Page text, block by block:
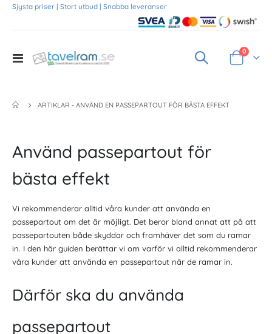
Sjysta priser | Stort utbud | Snabba leveranser
Toggle
Varukorg
0
ARTIKLAR - ANVÄND EN PASSEPARTOUT FÖR BÄSTA EFFEKT
Använd passepartout för
bästa effekt
Vi rekommenderar alltid våra kunder att använda en
passepartout om det är möjligt. Det beror bland annat att på att
passepartouten både skyddar och framhäver det som du ramar
in. I den här guiden berättar vi om varför vi alltid rekommenderar
våra kunder att använda en passepartout när de ramar in.
Därför ska du använda
passepartout